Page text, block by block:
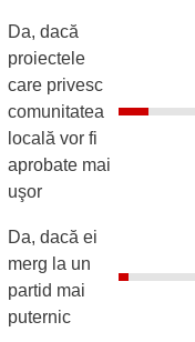
Da, dacă
proiectele
care privesc
comunitatea
locală vor fi
aprobate mai
uşor
Da, dacă ei
merg la un
partid mai
puternic